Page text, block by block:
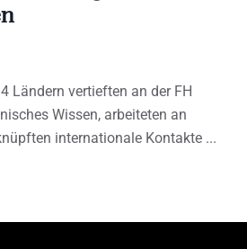
Ländern vertieften an der FH
Wissen, arbeiteten an
internationale Kontakte